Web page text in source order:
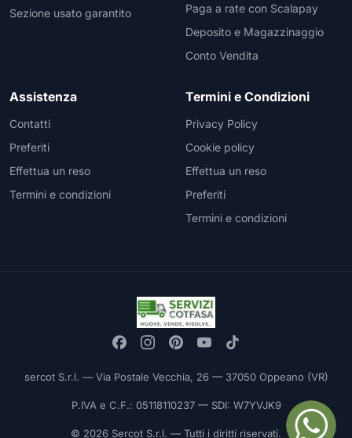
Sezione usato garantito
Paga a rate con Scalapay
Deposito e Magazzinaggio
Conto Vendita
Assistenza
Contatti
Preferiti
Effettua un reso
Termini e condizioni
Termini e Condizioni
Privacy Policy
Cookie policy
Effettua un reso
Preferiti
Termini e condizioni
sercot S.r.l. — Via Postale Vecchia, 26 — 37050 Oppeano (VR)
P.IVA e C.F.: 05118110237 — SDI: W7YVJK9
© 2026 Sercot S.r.l. — Tutti i diritti riservati.